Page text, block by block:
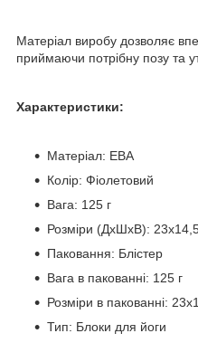
Матеріал виробу дозволяє
приймаючи потрібну позу та
Характеристики:
Матеріал: ЕВА
Колір: Фіолетовий
Вага: 125 г
Розміри (ДхШхВ):
Паковання: Блістер
Вага в пакованні: 125 г
Розміри в пакованні:
Тип: Блоки для йоги